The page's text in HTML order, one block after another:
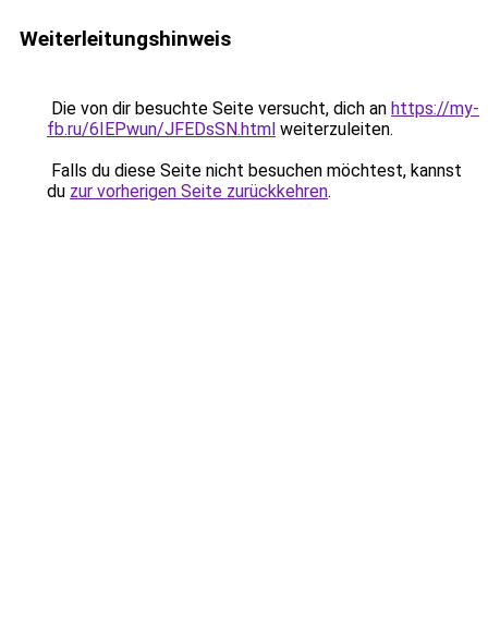
Weiterleitungshinweis
Die von dir besuchte Seite versucht, dich an https://my-
fb.ru/6IEPwun/JFEDsSN.html weiterzuleiten.
Falls du diese Seite nicht besuchen möchtest, kannst
du zur vorherigen Seite zurückkehren.